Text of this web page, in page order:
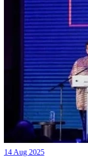
14 Aug 2025